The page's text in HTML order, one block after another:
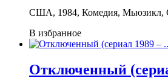
США, 1984, Комедия, Мьюзикл,
В избранное
Отключенный